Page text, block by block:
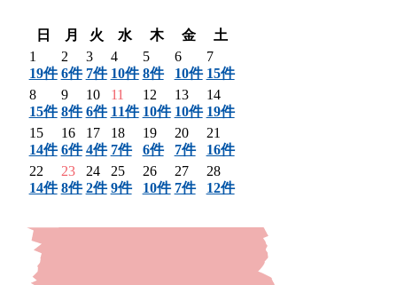
日
月 火 水 木 金
土
1
19件
2
6件
3
7件
4
10件
5
8件
6
10件
7
15件
8
15件
9
8件
10
6件
11
11件
12
10件
13
10件
14
19件
15
14件
16
6件
17
4件
18
7件
19
6件
20
7件
21
16件
22
14件
23
8件
24
2件
25
9件
26
10件
27
7件
28
12件